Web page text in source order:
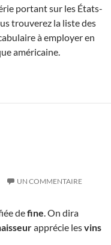
portant sur les États-
trouverez la liste des
à employer en
américaine.
UN COMMENTAIRE
define. On dira
apprécie lesvins